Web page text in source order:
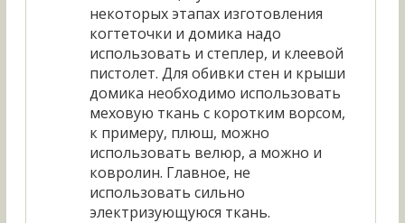
некоторых этапах изготовления
когтеточки и домика надо
использовать и степлер, и клеевой
пистолет. Для обивки стен и крыши
домика необходимо использовать
меховую ткань с коротким ворсом,
к примеру, плюш, можно
использовать велюр, а можно и
ковролин. Главное, не
использовать сильно
электризующуюся ткань.